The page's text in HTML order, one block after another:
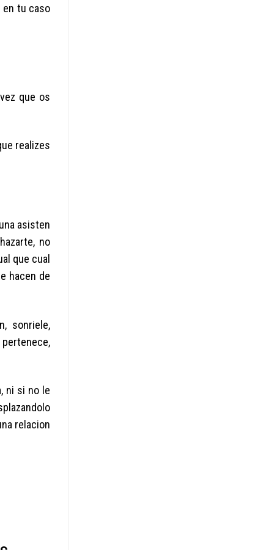
en tu caso
que os
realizes
asisten
no
que cual
hacen de
sonriele,
ni si no le
relacion